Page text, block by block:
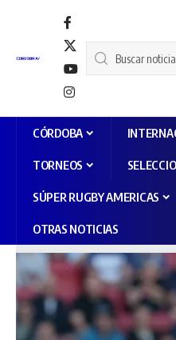
CÓRDOBA
TORNEOS
SÚPER RUGBY AMERICAS
OTRAS NOTICIAS